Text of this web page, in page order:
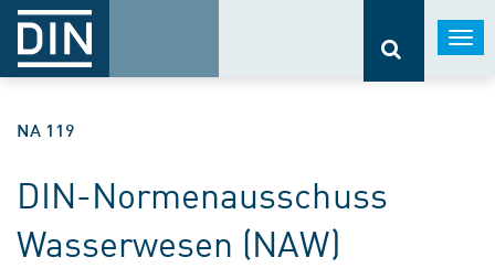
NA 119
DIN-Normenausschuss
Wasserwesen (NAW)